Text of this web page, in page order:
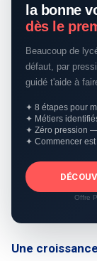
la bonne
dès le
Beaucoup de
défaut, par
guidé t'aide à
✦ 8 étapes pour
✦ Métiers
✦ Zéro pression
✦ Commencer
Offre
Une